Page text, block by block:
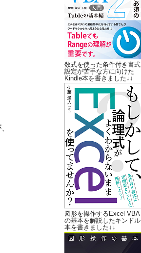
数式を使った条件付き書式
設定が苦手な方に向けた
Kindle本を書きました↓↓
図形を操作するExcel VBA
の基本を解説したキンドル
本を書きました↓↓